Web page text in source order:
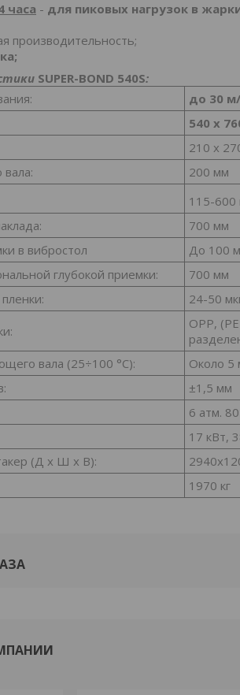
часа - для пиковых нагрузок в
производительность;
SUPER-BOND 540S:
до 30
540 x 76
210 x
200 мм
115-600
700 мм
в вибростол
До 100
глубокой приемки:
700 мм
24-50
OPP,
вала (25÷100 °C):
Около 5
±1,5 мм
6 атм.
17 кВт,
(Д x Ш x В):
1970 кг